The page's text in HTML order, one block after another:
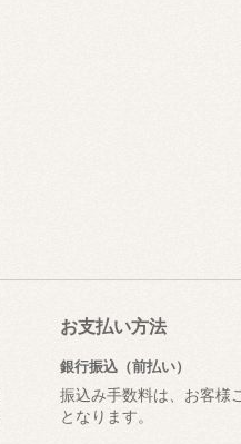
お支払い方法
銀行振込（前払い）
振込み手数料は、お客様
となります。